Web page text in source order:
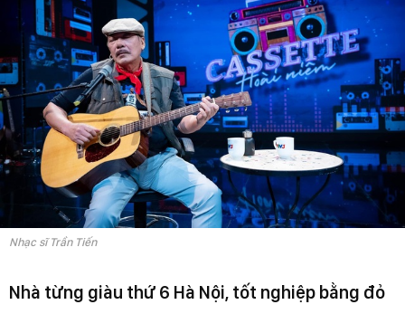
Nhạc sĩ Trần Tiến
Nhà từng giàu thứ 6 Hà Nội, tốt nghiệp bằng đỏ